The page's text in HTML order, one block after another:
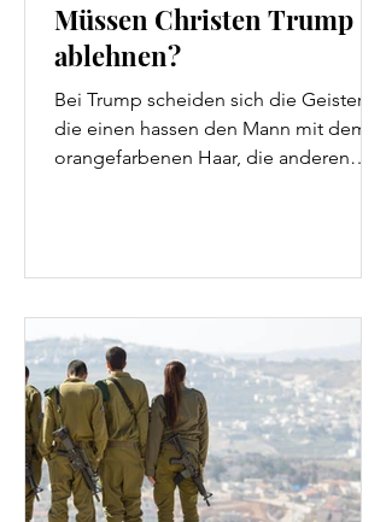
Müssen Christen Trump
ablehnen?
Bei Trump scheiden sich die Geister:
die einen hassen den Mann mit dem
orangefarbenen Haar, die anderen